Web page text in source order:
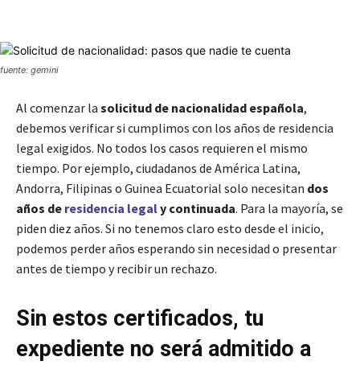
fuente: gemini
Al comenzar la solicitud de nacionalidad española,
debemos verificar si cumplimos con los años de residencia
legal exigidos. No todos los casos requieren el mismo
tiempo. Por ejemplo, ciudadanos de América Latina,
Andorra, Filipinas o Guinea Ecuatorial solo necesitan dos
años de residencia legaly continuada. Para la mayoría, se
piden diez años. Si no tenemos claro esto desde el inicio,
podemos perder años esperando sin necesidad o presentar
antes de tiempo y recibir un rechazo.
Sin estos certificados, tu
expediente no será admitido a